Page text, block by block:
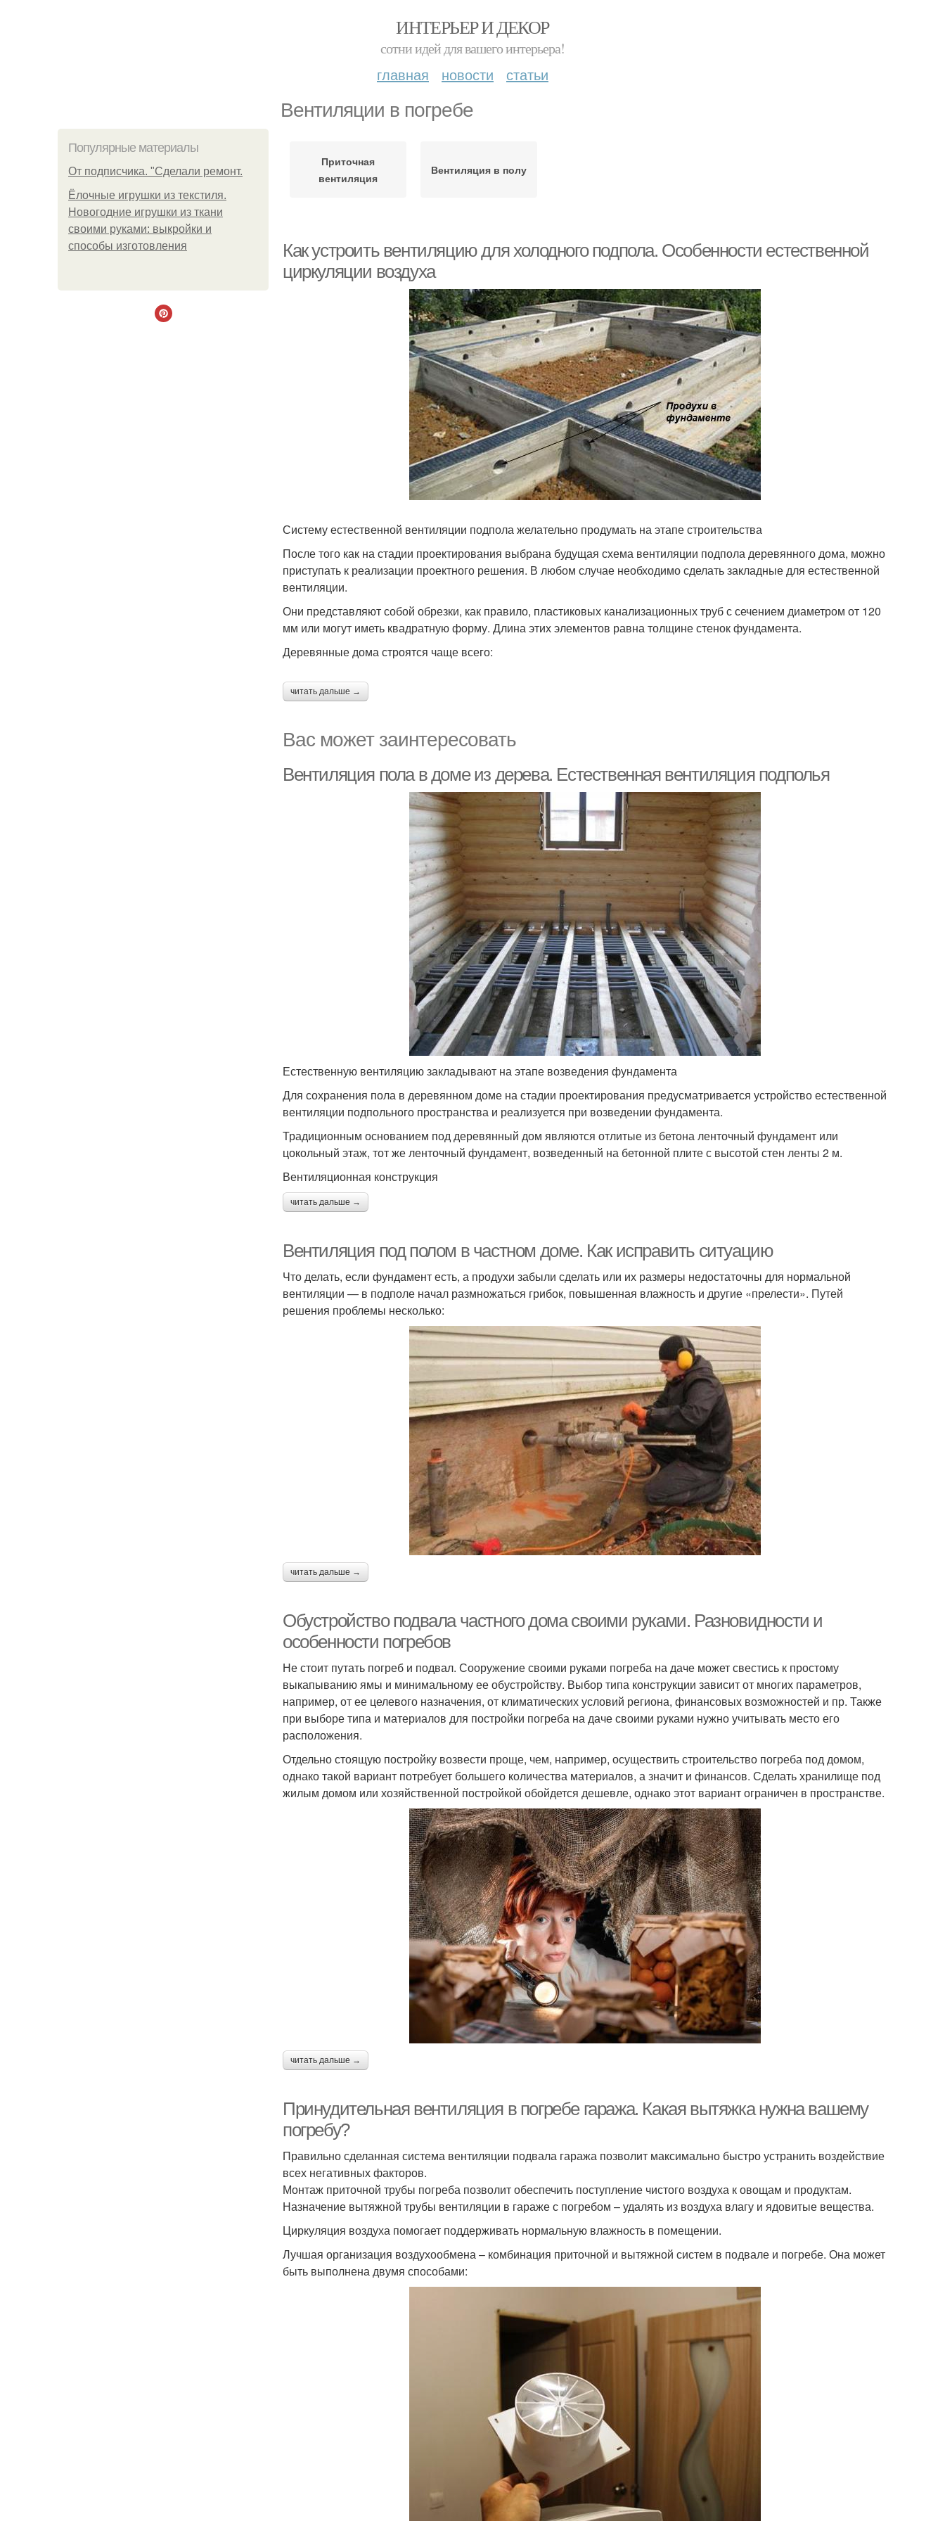
ИНТЕРЬЕР И ДЕКОР
сотни идей для вашего интерьера!
главная новости статьи
Вентиляции в погребе
Популярные материалы
От подписчика. "Сделали ремонт.
Ёлочные игрушки из текстиля.
Новогодние игрушки из ткани
своими руками: выкройки и
способы изготовления
Приточная
вентиляция
Вентиляция в полу
Как устроить вентиляцию для холодного подпола. Особенности естественной
циркуляции воздуха
Систему естественной вентиляции подпола желательно продумать на этапе строительства
После того как на стадии проектирования выбрана будущая схема вентиляции подпола деревянного дома, можно
приступать к реализации проектного решения. В любом случае необходимо сделать закладные для естественной
вентиляции.
Они представляют собой обрезки, как правило, пластиковых канализационных труб с сечением диаметром от 120
мм или могут иметь квадратную форму. Длина этих элементов равна толщине стенок фундамента.
Деревянные дома строятся чаще всего:
читать дальше →
Вас может заинтересовать
Вентиляция пола в доме из дерева. Естественная вентиляция подполья
Естественную вентиляцию закладывают на этапе возведения фундамента
Для сохранения пола в деревянном доме на стадии проектирования предусматривается устройство естественной
вентиляции подпольного пространства и реализуется при возведении фундамента.
Традиционным основанием под деревянный дом являются отлитые из бетона ленточный фундамент или
цокольный этаж, тот же ленточный фундамент, возведенный на бетонной плите с высотой стен ленты 2 м.
Вентиляционная конструкция
читать дальше →
Вентиляция под полом в частном доме. Как исправить ситуацию
Что делать, если фундамент есть, а продухи забыли сделать или их размеры недостаточны для нормальной
вентиляции — в подполе начал размножаться грибок, повышенная влажность и другие «прелести». Путей
решения проблемы несколько:
читать дальше →
Обустройство подвала частного дома своими руками. Разновидности и
особенности погребов
Не стоит путать погреб и подвал. Сооружение своими руками погреба на даче может свестись к простому
выкапыванию ямы и минимальному ее обустройству. Выбор типа конструкции зависит от многих параметров,
например, от ее целевого назначения, от климатических условий региона, финансовых возможностей и пр. Также
при выборе типа и материалов для постройки погреба на даче своими руками нужно учитывать место его
расположения.
Отдельно стоящую постройку возвести проще, чем, например, осуществить строительство погреба под домом,
однако такой вариант потребует большего количества материалов, а значит и финансов. Сделать хранилище под
жилым домом или хозяйственной постройкой обойдется дешевле, однако этот вариант ограничен в пространстве.
читать дальше →
Принудительная вентиляция в погребе гаража. Какая вытяжка нужна вашему
погребу?
Правильно сделанная система вентиляции подвала гаража позволит максимально быстро устранить воздействие
всех негативных факторов.
Монтаж приточной трубы погреба позволит обеспечить поступление чистого воздуха к овощам и продуктам.
Назначение вытяжной трубы вентиляции в гараже с погребом – удалять из воздуха влагу и ядовитые вещества.
Циркуляция воздуха помогает поддерживать нормальную влажность в помещении.
Лучшая организация воздухообмена – комбинация приточной и вытяжной систем в подвале и погребе. Она может
быть выполнена двумя способами: